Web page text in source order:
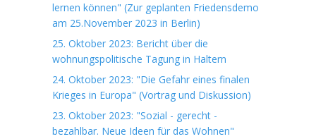
lernen können" (Zur geplanten Friedensdemo
am 25.November 2023 in Berlin)
25. Oktober 2023: Bericht über die
wohnungspolitische Tagung in Haltern
24. Oktober 2023: "Die Gefahr eines finalen
Krieges in Europa" (Vortrag und Diskussion)
23. Oktober 2023: "Sozial - gerecht -
bezahlbar. Neue Ideen für das Wohnen"